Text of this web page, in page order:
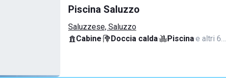
Piscina Saluzzo
Saluzzese, Saluzzo
Cabine· Doccia calda· Piscina·e altri 6…